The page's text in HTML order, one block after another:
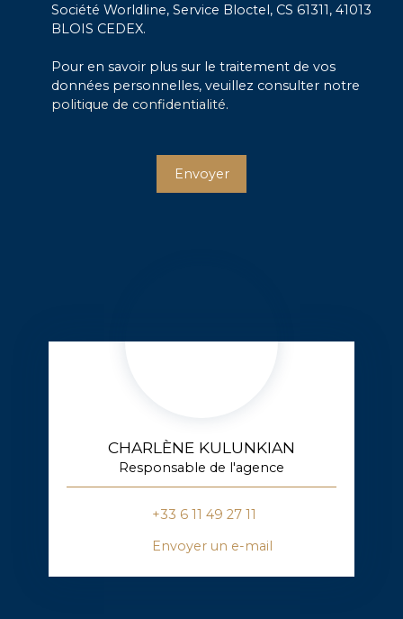
Société Worldline, Service Bloctel, CS 61311, 41013
BLOIS CEDEX.
Pour en savoir plus sur le traitement de vos
données personnelles, veuillez consulter notre
politique de confidentialité.
Envoyer
CHARLÈNE KULUNKIAN
Responsable de l'agence
+33 6 11 49 27 11
Envoyer un e-mail